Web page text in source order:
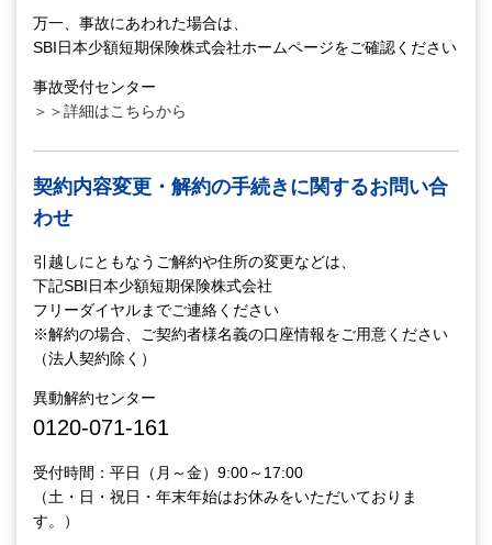
万一、事故にあわれた場合は、
SBI日本少額短期保険株式会社ホームページをご確認ください
事故受付センター
＞＞詳細はこちらから
契約内容変更・解約の手続きに関するお問い合
わせ
引越しにともなうご解約や住所の変更などは、
下記SBI日本少額短期保険株式会社
フリーダイヤルまでご連絡ください
※解約の場合、ご契約者様名義の口座情報をご用意ください
（法人契約除く）
異動解約センター
0120-071-161
受付時間：平日（月～金）9:00～17:00
（土・日・祝日・年末年始はお休みをいただいておりま
す。）